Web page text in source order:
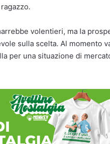
volentieri, ma la
sulla scelta. Al momento
per una situazione di